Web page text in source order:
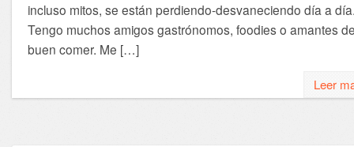
incluso mitos, se están perdiendo-desvaneciendo día a
Tengo muchos amigos gastrónomos, foodies o amantes
buen comer. Me […]
Leer